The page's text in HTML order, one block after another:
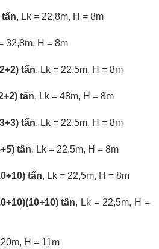
tấn, Lk = 22,8m, H = 8m
32,8m, H = 8m
tấn, Lk = 22,5m, H = 8m
tấn, Lk = 48m, H = 8m
tấn, Lk = 22,5m, H = 8m
tấn, Lk = 22,5m, H = 8m
tấn, Lk = 22,5m, H = 8m
tấn, Lk = 22,5m, H =
H = 11m